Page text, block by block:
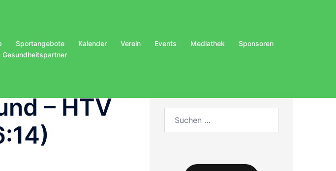
Sportangebote Kalender Verein Events Mediathek
Sponsoren
Gesundheitspartner
– HTV